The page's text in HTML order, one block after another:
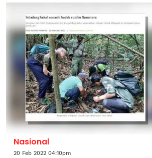
Nasional
20 Feb 2022 04:10pm